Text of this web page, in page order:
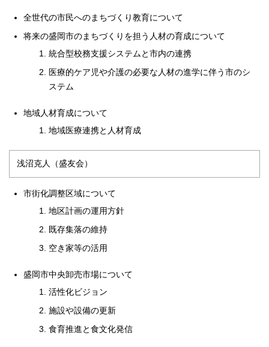
全世代の市民へのまちづくり教育について
将来の盛岡市のまちづくりを担う人材の育成について
統合型校務支援システムと市内の連携
医療的ケア児や介護の必要な人材の進学に伴う市のシ
ステム
地域人材育成について
地域医療連携と人材育成
浅沼克人（盛友会）
市街化調整区域について
地区計画の運用方針
既存集落の維持
空き家等の活用
盛岡市中央卸売市場について
活性化ビジョン
施設や設備の更新
食育推進と食文化発信